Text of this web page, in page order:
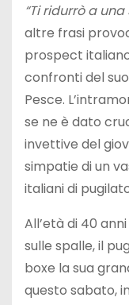
“Ti ridurrò a
altre frasi
prospect
confronti del
Pesce.
se ne è dato
invettive del
simpatie di un
italiani di
All’età di 40
sulle spalle, il
boxe la sua
questo sabato,